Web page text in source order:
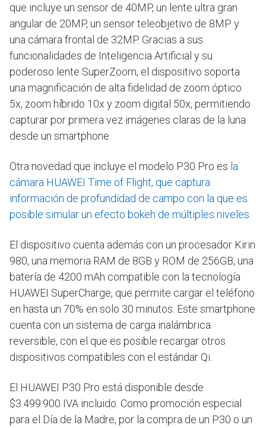
que incluye un sensor de 40MP, un lente ultra gran
angular de 20MP, un sensor teleobjetivo de 8MP y
una cámara frontal de 32MP. Gracias a sus
funcionalidades de Inteligencia Artificial y su
poderoso lente SuperZoom, el dispositivo soporta
una magnificación de alta fidelidad de zoom óptico
5x, zoom híbrido 10x y zoom digital 50x, permitiendo
capturar por primera vez imágenes claras de la luna
desde un smartphone.
Otra novedad que incluye el modelo P30 Pro es la
cámara HUAWEI Time of Flight, que captura
información de profundidad de campo con la que es
posible simular un efecto bokeh de múltiples niveles.
El dispositivo cuenta además con un procesador Kirin
980, una memoria RAM de 8GB y ROM de 256GB, una
batería de 4200 mAh compatible con la tecnología
HUAWEI SuperCharge, que permite cargar el teléfono
en hasta un 70% en solo 30 minutos. Este smartphone
cuenta con un sistema de carga inalámbrica
reversible, con el que es posible recargar otros
dispositivos compatibles con el estándar Qi.
El HUAWEI P30 Pro está disponible desde
$3.499.900 IVA incluido. Como promoción especial
para el Día de la Madre, por la compra de un P30 o un